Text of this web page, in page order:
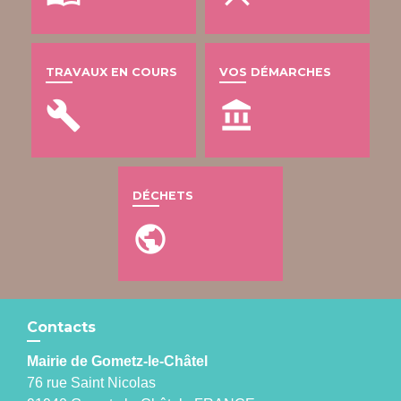
TRAVAUX EN COURS
build
VOS DÉMARCHES
account_balance
DÉCHETS
public
Contacts
Mairie de Gometz-le-Châtel
76 rue Saint Nicolas